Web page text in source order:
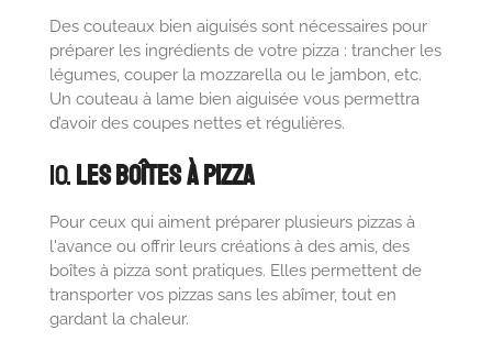
Des couteaux bien aiguisés sont nécessaires pour
préparer les ingrédients de votre pizza : trancher les
légumes, couper la mozzarella ou le jambon, etc.
Un couteau à lame bien aiguisée vous permettra
d’avoir des coupes nettes et régulières.
10.Les Boîtes à Pizza
Pour ceux qui aiment préparer plusieurs pizzas à
l'avance ou offrir leurs créations à des amis, des
boîtes à pizza sont pratiques. Elles permettent de
transporter vos pizzas sans les abîmer, tout en
gardant la chaleur.